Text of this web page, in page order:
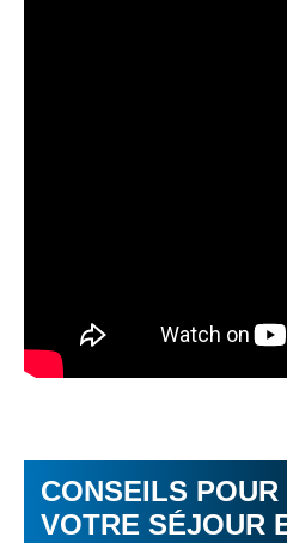
CONSEILS POUR
VOTRE SÉJOUR